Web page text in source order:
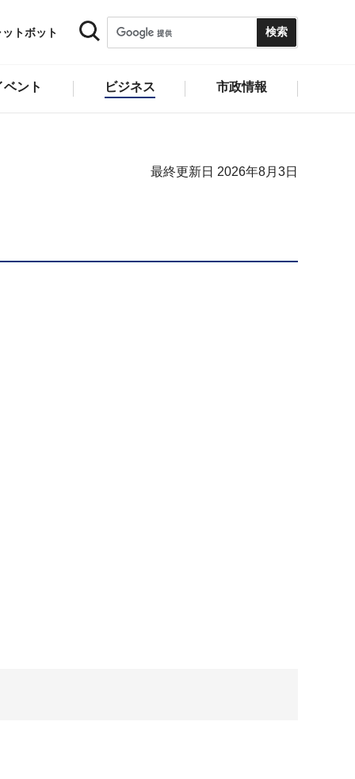
トボット
ント ビジネス 市政情報
最終更新日 2026年8月3日